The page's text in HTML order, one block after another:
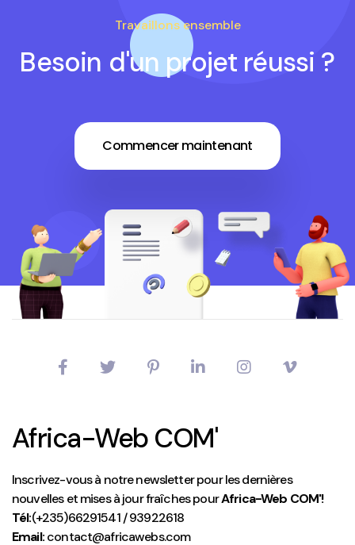
Travaillons ensemble
Besoin d'un projet réussi ?
Commencer maintenant
Africa-Web COM'
Inscrivez-vous à notre newsletter pour les dernières
nouvelles et mises à jour fraîches pourAfrica-Web COM'!
Tél:(+235)66291541 / 93922618
Email:contact@africawebs.com